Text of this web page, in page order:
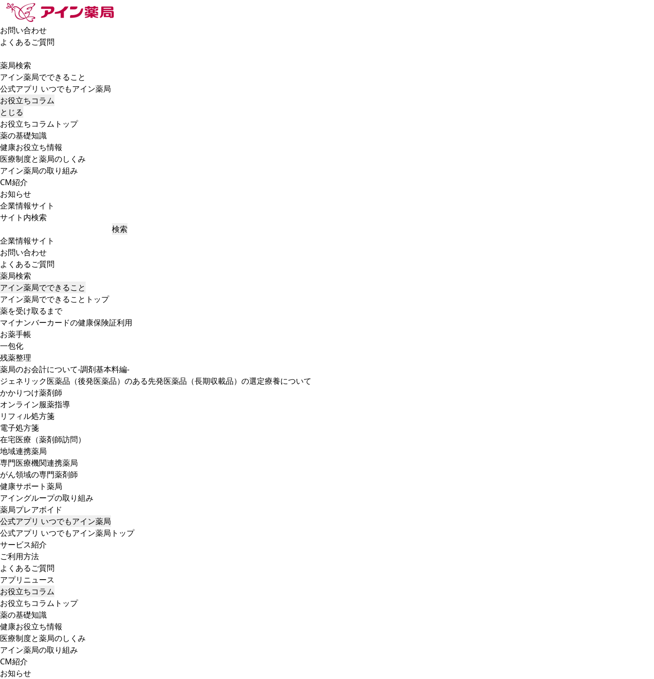
お問い合わせ
よくあるご質問
薬局検索
アイン薬局でできること
公式アプリ いつでもアイン薬局
お役立ちコラム
とじる
お役立ちコラムトップ
薬の基礎知識
健康お役立ち情報
医療制度と薬局のしくみ
アイン薬局の取り組み
CM紹介
お知らせ
企業情報サイト
サイト内検索
検索
企業情報サイト
お問い合わせ
よくあるご質問
薬局検索
アイン薬局でできること
アイン薬局でできることトップ
薬を受け取るまで
マイナンバーカードの健康保険証利用
お薬手帳
一包化
残薬整理
薬局のお会計について-調剤基本料編-
ジェネリック医薬品（後発医薬品）のある先発医薬品（長期収載品）の選定療養について
かかりつけ薬剤師
オンライン服薬指導
リフィル処方箋
電子処方箋
在宅医療（薬剤師訪問）
地域連携薬局
専門医療機関連携薬局
がん領域の専門薬剤師
健康サポート薬局
アイングループの取り組み
薬局プレアボイド
公式アプリ いつでもアイン薬局
公式アプリ いつでもアイン薬局トップ
サービス紹介
ご利用方法
よくあるご質問
アプリニュース
お役立ちコラム
お役立ちコラムトップ
薬の基礎知識
健康お役立ち情報
医療制度と薬局のしくみ
アイン薬局の取り組み
CM紹介
お知らせ